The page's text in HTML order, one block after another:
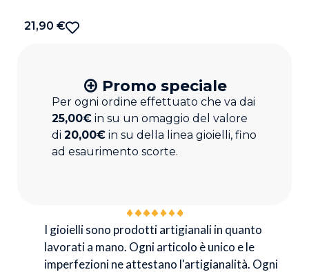
21,90 €
Promo speciale
Per ogni ordine effettuato che va dai
25,00€ in su un omaggio del valore
di 20,00€ in su della linea gioielli, fino
ad esaurimento scorte.
I gioielli sono prodotti artigianali in quanto
lavorati a mano. Ogni articolo è unico e le
imperfezioni ne attestano l'artigianalità. Ogni